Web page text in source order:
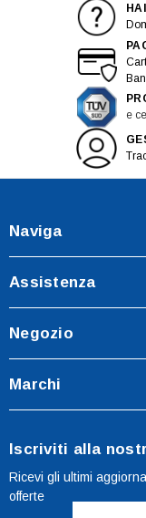
e
Naviga
Assistenza
Negozio
Marchi
Iscriviti alla
Ricevi gli ultimi
offerte